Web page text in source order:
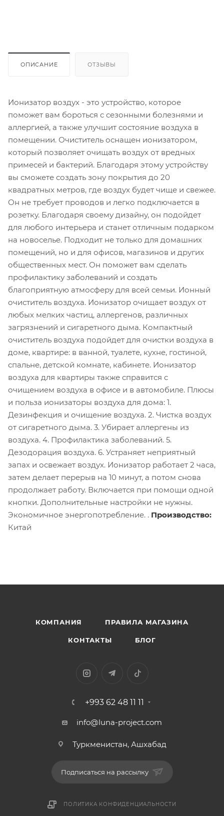
ОПИСАНИЕ ОТЗЫВЫ
Ионизатор воздух - это устройство, которое
поможет вам бороться с сезонными болезнями и
аллергией, а также улучшит состояние воздуха в
помещении. Очиститель оснащен ионизатором,
который позволяет очищать воздух от вредных
примесей и бактерий. Благодаря этому устройству
вы сможете создать зону покрытия до 20
квадратных метров, где воздух будет чище и свежее.
Он не требует проводов и легко подключается в
розетку. Благодаря своему дизайну, он подойдет
для любого интерьера и станет отличным подарком
на новоселье. Подходит не только для домашних
помещений, но и для офисов, магазинов и других
общественных мест. Он поможет вам сделать
профилактику заболеваний и создать
благоприятную атмосферу для всей семьи. Ионный
очиститель воздуха. Ионизатор очищает воздух от
любых мелких частиц, аллергенов, различных
загрязнений и сигаретного дыма. Компактный
очиститель воздуха подойдет для очистки воздуха в
доме, квартире: в ванной, туалете, кухне, гостиной,
спальне, детской комнате, кабинете. Ионизатор
воздуха для квартиры также справится с
очищением воздуха в офисе и в автомобиле. Плюсы
и польза ионизаторы воздуха для дома: 1.
Дезинфекция и очищение воздуха. 2. Чистка воздух
от сигаретного дыма. 3. Убирает аллергены из
воздуха. 4. Профилактика заболеваний. 5.
Дезодорация воздуха. 6. Устраняет неприятный
запах и освежает воздух. Ионизатор работает 2 часа,
затем делает перерыв на 10 минут, а потом снова
продолжает работу. Включается при помощи одной
кнопки. Дополнительные настройки не нужны.
Экономичное энергопотребление. . Производство:
Китай
КОМПАНИЯ ПРАВИЛА МАГАЗИНА
КОНТАКТЫ БЛОГ
+993 62 48 11 11
info@luna-project.com
Туркменистан, Ашхабад
Подписаться на рассылку
ПОЛИТИКА КОНФИДЕНЦИАЛЬНОСТИ